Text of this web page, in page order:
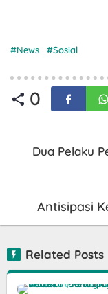
News Sosial
0
Dua Pelaku
Antisipasi
Related Posts